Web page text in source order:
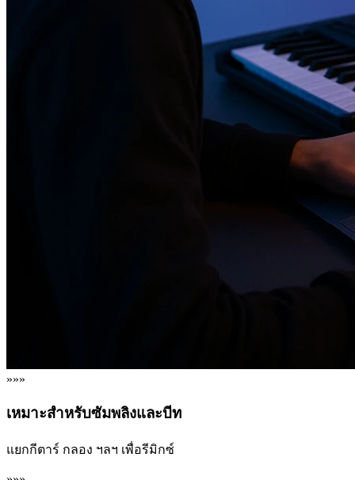
»»»
เหมาะสำหรับซัมพลิงและบีท
แยกกีตาร์ กลอง ฯลฯ เพื่อรีมิกซ์